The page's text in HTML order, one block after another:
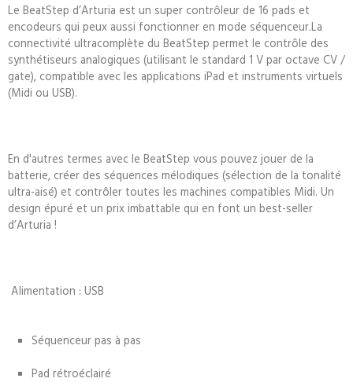
Le BeatStep d’Arturia est un super contrôleur de 16 pads et
encodeurs qui peux aussi fonctionner en mode séquenceur.La
connectivité ultracomplète du BeatStep permet le contrôle des
synthétiseurs analogiques (utilisant le standard 1 V par octave CV /
gate), compatible avec les applications iPad et instruments virtuels
(Midi ou USB).
En d'autres termes avec le BeatStep vous pouvez jouer de la
batterie, créer des séquences mélodiques (sélection de la tonalité
ultra-aisé) et contrôler toutes les machines compatibles Midi. Un
design épuré et un prix imbattable qui en font un best-seller
d’Arturia !
Alimentation : USB
Séquenceur pas à pas
Pad rétroéclairé